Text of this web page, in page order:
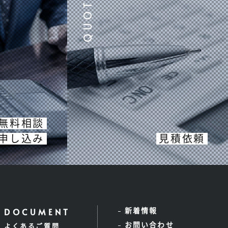
料相談
し込み
見積依頼
よくあるご質問
新着情報
お問い合わせ